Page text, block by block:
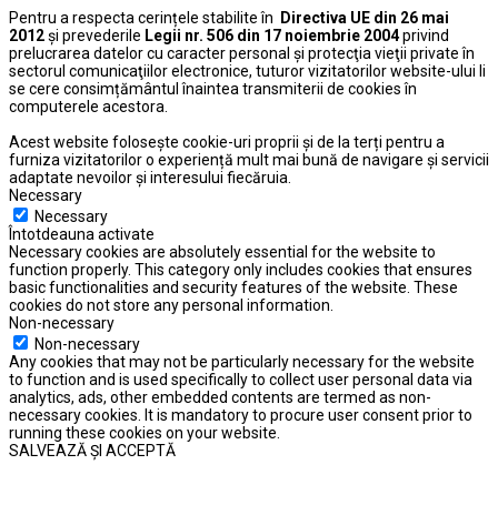
Pentru a respecta cerințele stabilite în
Directiva UE din 26 mai
2012și prevederile Legii nr. 506 din 17 noiembrie 2004privind
prelucrarea datelor cu caracter personal şi protecţia vieţii private în
sectorul comunicaţiilor electronice, tuturor vizitatorilor website-ului li
se cere consimțământul înaintea transmiterii de cookies în
computerele acestora.
Acest website folosește cookie-uri proprii și de la terți pentru a
furniza vizitatorilor o experiență mult mai bună de navigare și servicii
adaptate nevoilor și interesului fiecăruia.
Necessary
Necessary
Întotdeauna activate
Necessary cookies are absolutely essential for the website to
function properly. This category only includes cookies that ensures
basic functionalities and security features of the website. These
cookies do not store any personal information.
Non-necessary
Non-necessary
Any cookies that may not be particularly necessary for the website
to function and is used specifically to collect user personal data via
analytics, ads, other embedded contents are termed as non-
necessary cookies. It is mandatory to procure user consent prior to
running these cookies on your website.
SALVEAZĂ ȘI ACCEPTĂ